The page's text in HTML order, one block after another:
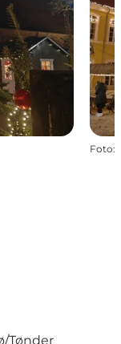
Foto:
Tønder